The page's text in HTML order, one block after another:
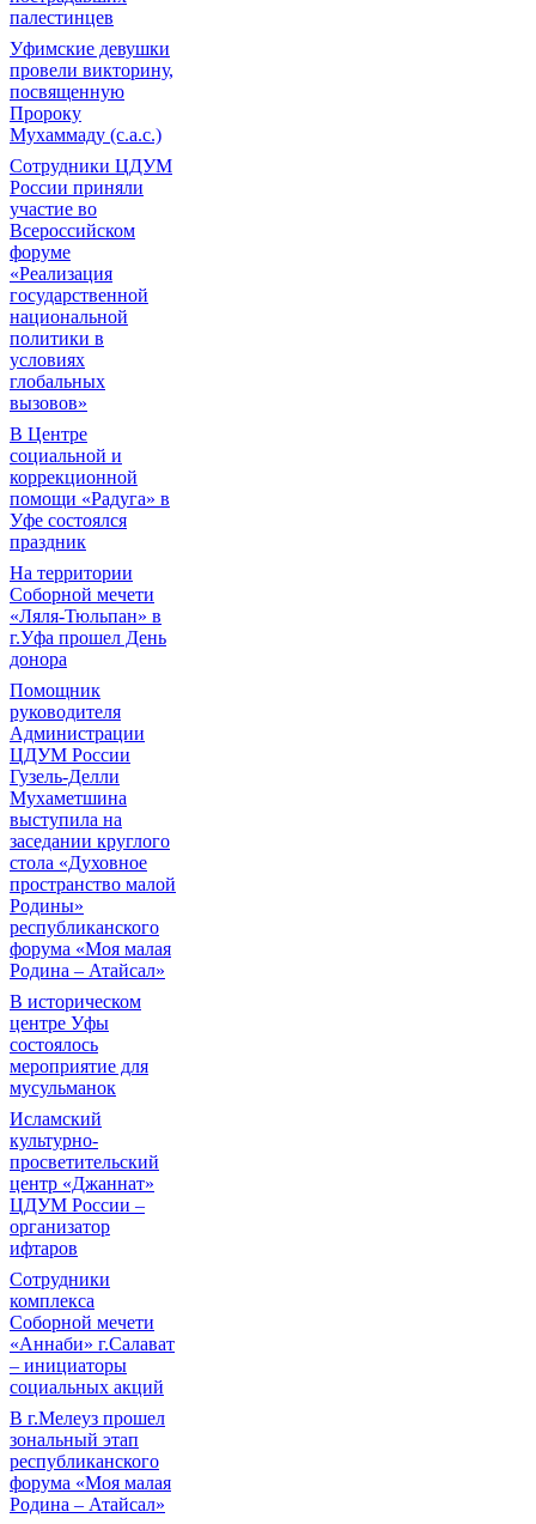
палестинцев
Уфимские девушки
провели викторину,
посвященную
Пророку
Мухаммаду (с.а.с.)
Сотрудники ЦДУМ
России приняли
участие во
Всероссийском
форуме
«Реализация
государственной
национальной
политики в
условиях
глобальных
вызовов»
В Центре
социальной и
коррекционной
помощи «Радуга» в
Уфе состоялся
праздник
На территории
Соборной мечети
«Ляля-Тюльпан» в
г.Уфа прошел День
донора
Помощник
руководителя
Администрации
ЦДУМ России
Гузель-Делли
Мухаметшина
выступила на
заседании круглого
стола «Духовное
пространство малой
Родины»
республиканского
форума «Моя малая
Родина – Атайсал»
В историческом
центре Уфы
состоялось
мероприятие для
мусульманок
Исламский
культурно-
просветительский
центр «Джаннат»
ЦДУМ России –
организатор
ифтаров
Сотрудники
комплекса
Соборной мечети
«Аннаби» г.Салават
– инициаторы
социальных акций
В г.Мелеуз прошел
зональный этап
республиканского
форума «Моя малая
Родина – Атайсал»